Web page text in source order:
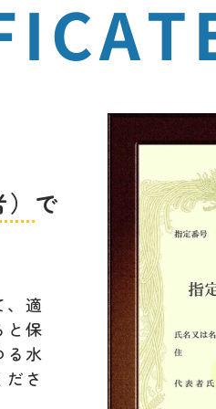
で
、適
と保
る水
さ